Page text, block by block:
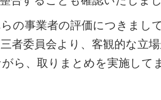
の事業者の評価につきまし
者委員会より、客観的な立
ら、取りまとめを実施して